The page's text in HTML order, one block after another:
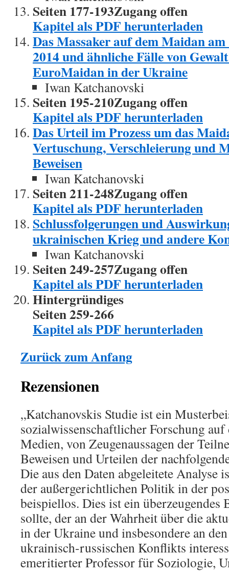
Seiten 177-193Zugang offen
Kapitel als PDF herunterladen
Das Massaker auf dem Maidan
2014 und ähnliche Fälle von
EuroMaidan in der Ukraine
Iwan Katchanovski
Seiten 195-210Zugang offen
Kapitel als PDF herunterladen
Das Urteil im Prozess um das
Vertuschung, Verschleierung und
Beweisen
Iwan Katchanovski
Seiten 211-248Zugang offen
Kapitel als PDF herunterladen
Schlussfolgerungen und
ukrainischen Krieg und andere
Iwan Katchanovski
Seiten 249-257Zugang offen
Kapitel als PDF herunterladen
Hintergründiges
Seiten 259-266
Kapitel als PDF herunterladen
Zurück zum Anfang
Rezensionen
„Katchanovskis Studie ist ein
sozialwissenschaftlicher Forschung
Medien, von Zeugenaussagen der
Beweisen und Urteilen der
Die aus den Daten abgeleitete Analyse
der außergerichtlichen Politik in der
beispiellos. Dies ist ein überzeugendes
sollte, der an der Wahrheit über die
in der Ukraine und insbesondere an
ukrainisch-russischen Konflikts
emeritierter Professor für Soziologie,